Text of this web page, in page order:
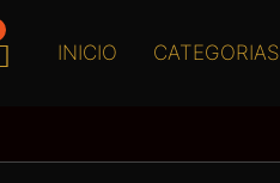
INICIO CATEGORIAS